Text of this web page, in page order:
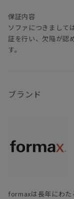
保証内容
ソファにつきまして
証を行い、欠陥が認
す。
ブランド
formaxは長年にわた